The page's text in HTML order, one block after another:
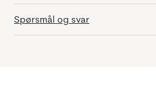
Spørsmål og svar